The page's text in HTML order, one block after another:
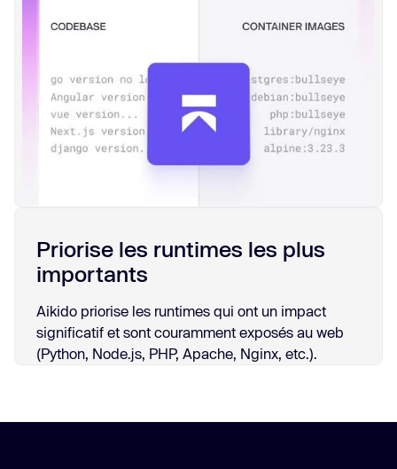
Priorise les runtimes les plus
importants
Aikido priorise les runtimes qui ont un impact
significatif et sont couramment exposés au web
(Python, Node.js, PHP, Apache, Nginx, etc.).